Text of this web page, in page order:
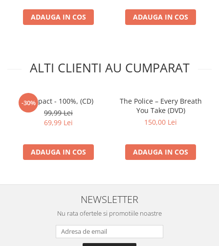
ADAUGA IN COS ADAUGA IN COS
ALTI CLIENTI AU CUMPARAT
-30%
Compact - 100%, (CD)
99,99 Lei
69,99 Lei
ADAUGA IN COS
The Police – Every Breath
You Take (DVD)
150,00 Lei
ADAUGA IN COS
NEWSLETTER
Nu rata ofertele si promotiile noastre